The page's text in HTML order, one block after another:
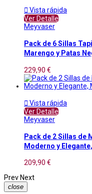
 Vista rápida
Ver Detalle
Meyvaser
Pack de 6 Sillas
Marengo y Patas
229,90 €
 Vista rápida
Ver Detalle
Meyvaser
Pack de 2 Sillas de
Moderno y
209,90 €
Prev Next
close